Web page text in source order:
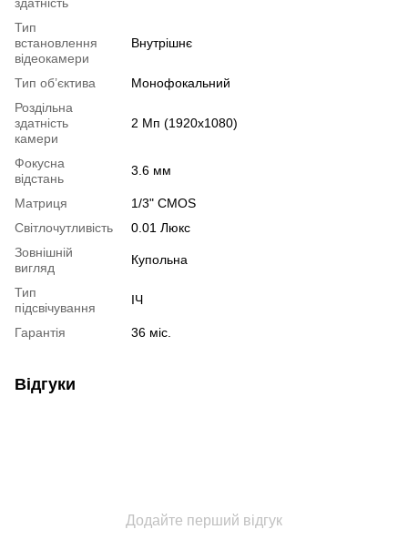
Тип
встановлення
відеокамери
Внутрішнє
Тип об’єктива
Монофокальний
Роздільна
здатність
камери
2 Мп (1920x1080)
Фокусна
відстань
3.6 мм
Матриця
1/3" CMOS
Світлочутливість
0.01 Люкс
Зовнішній
вигляд
Купольна
Тип
підсвічування
ІЧ
Гарантія 36 міс.
Відгуки
Додайте перший відгук